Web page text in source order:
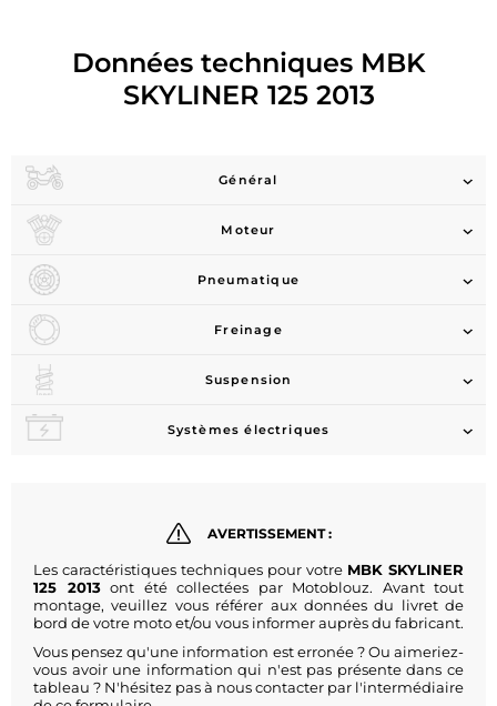
Données techniques MBK
SKYLINER 125 2013
Général
Moteur
Pneumatique
Freinage
Suspension
Systèmes électriques
AVERTISSEMENT :
Les caractéristiques techniques pour votre MBK SKYLINER
125 2013ont été collectées par Motoblouz. Avant tout
montage, veuillez vous référer aux données du livret de
bord de votre moto et/ou vous informer auprès du fabricant.
Vous pensez qu'une information est erronée ? Ou aimeriez-
vous avoir une information qui n'est pas présente dans ce
tableau ? N'hésitez pas à nous contacter par l'intermédiaire